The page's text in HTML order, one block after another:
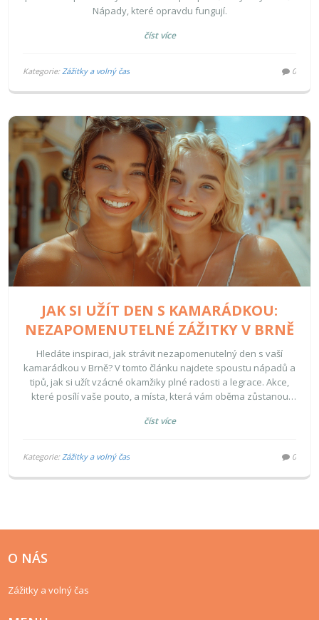
Nápady, které opravdu fungují.
číst více
Kategorie:Zážitky a volný čas 0
JAK SI UŽÍT DEN S KAMARÁDKOU:
NEZAPOMENUTELNÉ ZÁŽITKY V BRNĚ
Hledáte inspiraci, jak strávit nezapomenutelný den s vaší
kamarádkou v Brně? V tomto článku najdete spoustu nápadů a
tipů, jak si užít vzácné okamžiky plné radosti a legrace. Akce,
které posílí vaše pouto, a místa, která vám oběma zůstanou
objevování, chutí i relaxace, a to vše v srdci Moravy.
číst více
Kategorie: Zážitky a volný čas 0
O NÁS
Zážitky a volný čas